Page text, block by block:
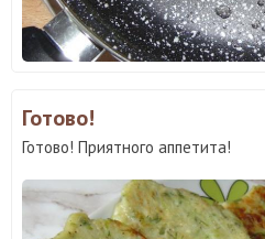
Готово!
Готово! Приятного аппетита!